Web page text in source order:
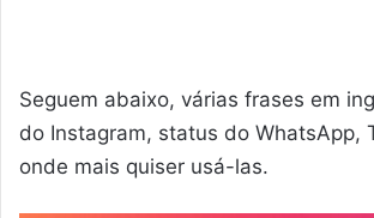
Seguem abaixo, várias frases em
do Instagram, status do WhatsApp,
onde mais quiser usá-las.